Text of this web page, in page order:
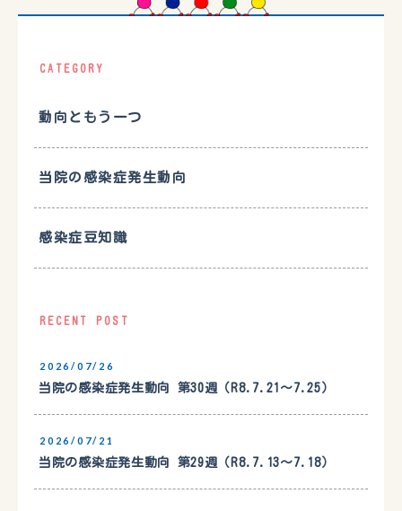
CATEGORY
動向ともう一つ
当院の感染症発生動向
感染症豆知識
RECENT POST
2026/07/26
当院の感染症発生動向 第30週（R8.7.21〜7.25）
2026/07/21
当院の感染症発生動向 第29週（R8.7.13〜7.18）